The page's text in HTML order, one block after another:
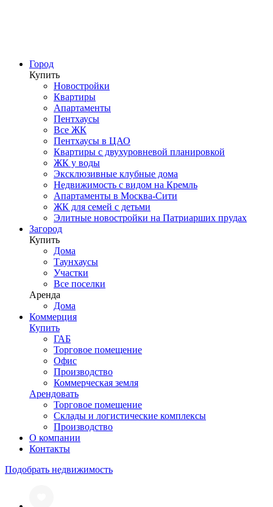
Город
Купить
Новостройки
Квартиры
Апартаменты
Пентхаусы
Все ЖК
Пентхаусы в ЦАО
Квартиры с двухуровневой планировкой
ЖК у воды
Эксклюзивные клубные дома
Недвижимость с видом на Кремль
Апартаменты в Москва-Сити
ЖК для семей с детьми
Элитные новостройки на Патриарших прудах
Загород
Купить
Дома
Таунхаусы
Участки
Все поселки
Аренда
Дома
Коммерция
Купить
ГАБ
Торговое помещение
Офис
Производство
Коммерческая земля
Арендовать
Торговое помещение
Склады и логистические комплексы
Производство
О компании
Контакты
Подобрать недвижимость